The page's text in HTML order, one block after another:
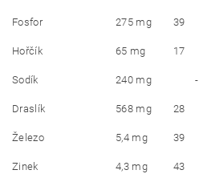
Fosfor 275 mg 39
Hořčík 65 mg 17
Sodík 240 mg -
Draslík 568 mg 28
Železo 5,4 mg 39
Zinek 4,3 mg 43